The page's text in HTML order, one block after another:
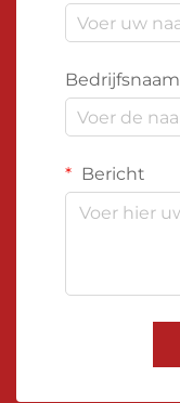
Bedrijfsnaam
Bericht